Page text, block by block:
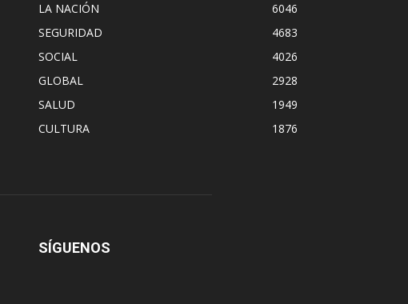
LA NACIÓN
6046
SEGURIDAD
4683
SOCIAL
4026
GLOBAL
2928
SALUD
1949
CULTURA
1876
SÍGUENOS